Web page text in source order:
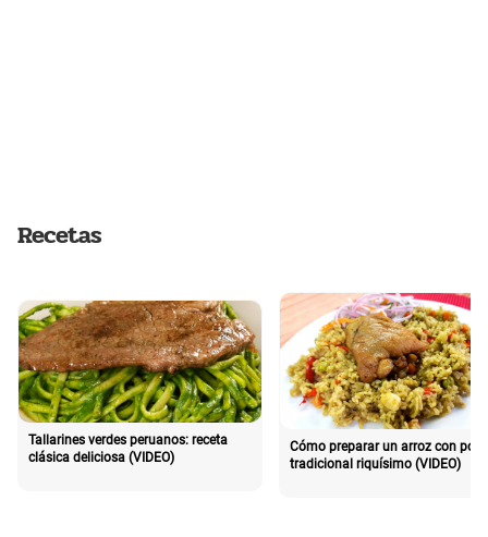
Recetas
Tallarines verdes peruanos: receta
clásica deliciosa (VIDEO)
Cómo preparar un arroz con pollo
tradicional riquísimo (VIDEO)